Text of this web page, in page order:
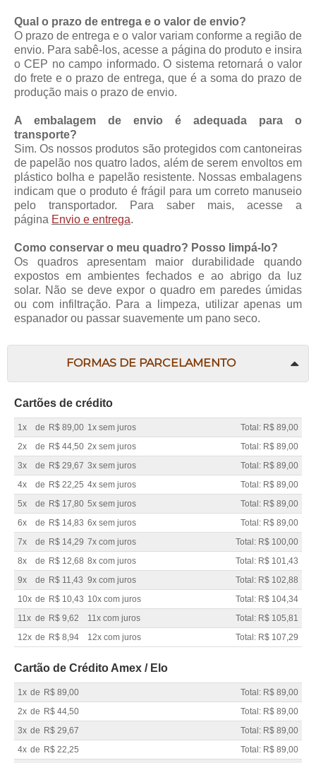
Qual o prazo de entrega e o valor de envio?
O prazo de entrega e o valor variam conforme a região de
envio. Para sabê-los, acesse a página do produto e insira
o CEP no campo informado. O sistema retornará o valor
do frete e o prazo de entrega, que é a soma do prazo de
produção mais o prazo de envio.
A embalagem de envio é adequada para o
transporte?
Sim. Os nossos produtos são protegidos com cantoneiras
de papelão nos quatro lados, além de serem envoltos em
plástico bolha e papelão resistente. Nossas embalagens
indicam que o produto é frágil para um correto manuseio
pelo transportador. Para saber mais, acesse a
página Envio e entrega.
Como conservar o meu quadro? Posso limpá-lo?
Os quadros apresentam maior durabilidade quando
expostos em ambientes fechados e ao abrigo da luz
solar. Não se deve expor o quadro em paredes úmidas
ou com infiltração. Para a limpeza, utilizar apenas um
espanador ou passar suavemente um pano seco.
FORMAS DE PARCELAMENTO
Cartões de crédito
1x de R$ 89,00 1x sem juros
Total: R$ 89,00
2x
de R$ 44,50 2x sem juros
Total: R$ 89,00
3x
de R$ 29,67 3x sem juros
Total: R$ 89,00
4x
de R$ 22,25 4x sem juros
Total: R$ 89,00
5x
de R$ 17,80 5x sem juros
Total: R$ 89,00
6x
de R$ 14,83 6x sem juros
Total: R$ 89,00
7x
de R$ 14,29 7x com juros
Total: R$ 100,00
8x
de R$ 12,68 8x com juros
Total: R$ 101,43
9x
de R$ 11,43 9x com juros
Total: R$ 102,88
10x de R$ 10,43 10x com juros
Total: R$ 104,34
11x de R$ 9,62 11x com juros
Total: R$ 105,81
12x de R$ 8,94 12x com juros Total: R$ 107,29
Cartão de Crédito Amex / Elo
1x de R$ 89,00
Total: R$ 89,00
2x de R$ 44,50
Total: R$ 89,00
3x de R$ 29,67
Total: R$ 89,00
4x de R$ 22,25
Total: R$ 89,00